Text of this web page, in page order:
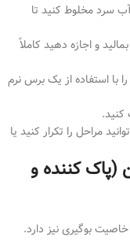
سرد مخلوط کنید تا
و اجازه دهید کاملاً
استفاده از یک برس نرم
کنید.
مراحل را تکرار کنید یا
کننده و
بوگیری نیز دارد.